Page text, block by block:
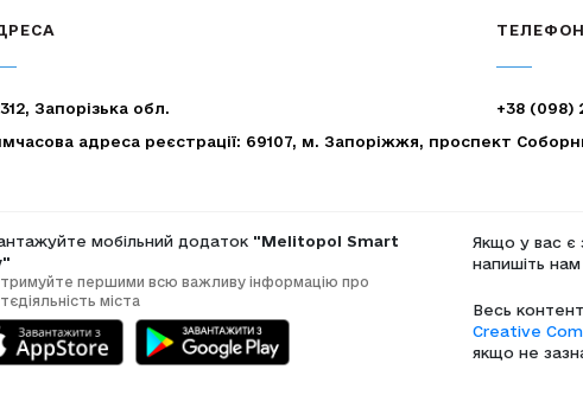
Запорізька обл.
адреса реєстрації: 69107, м. Запоріжжя, проспект
+38 (098)
мобільний додаток "Melitopol Smart
першими всю важливу інформацію про
міста
Якщо у вас є
напишіть нам
Весь
Creative
якщо не